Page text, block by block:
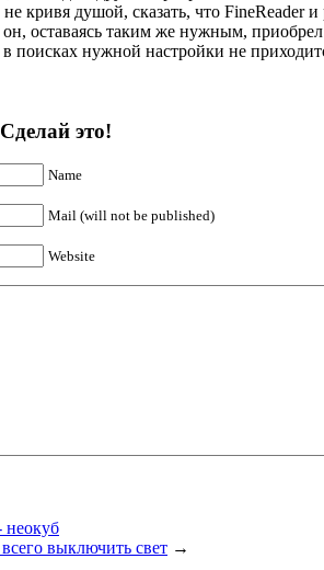
не кривя душой, сказать, что
он, оставаясь таким же нужным,
поисках нужной настройки не
это!
Name
Mail (will not be published)
Website
неокуб
выключить свет →